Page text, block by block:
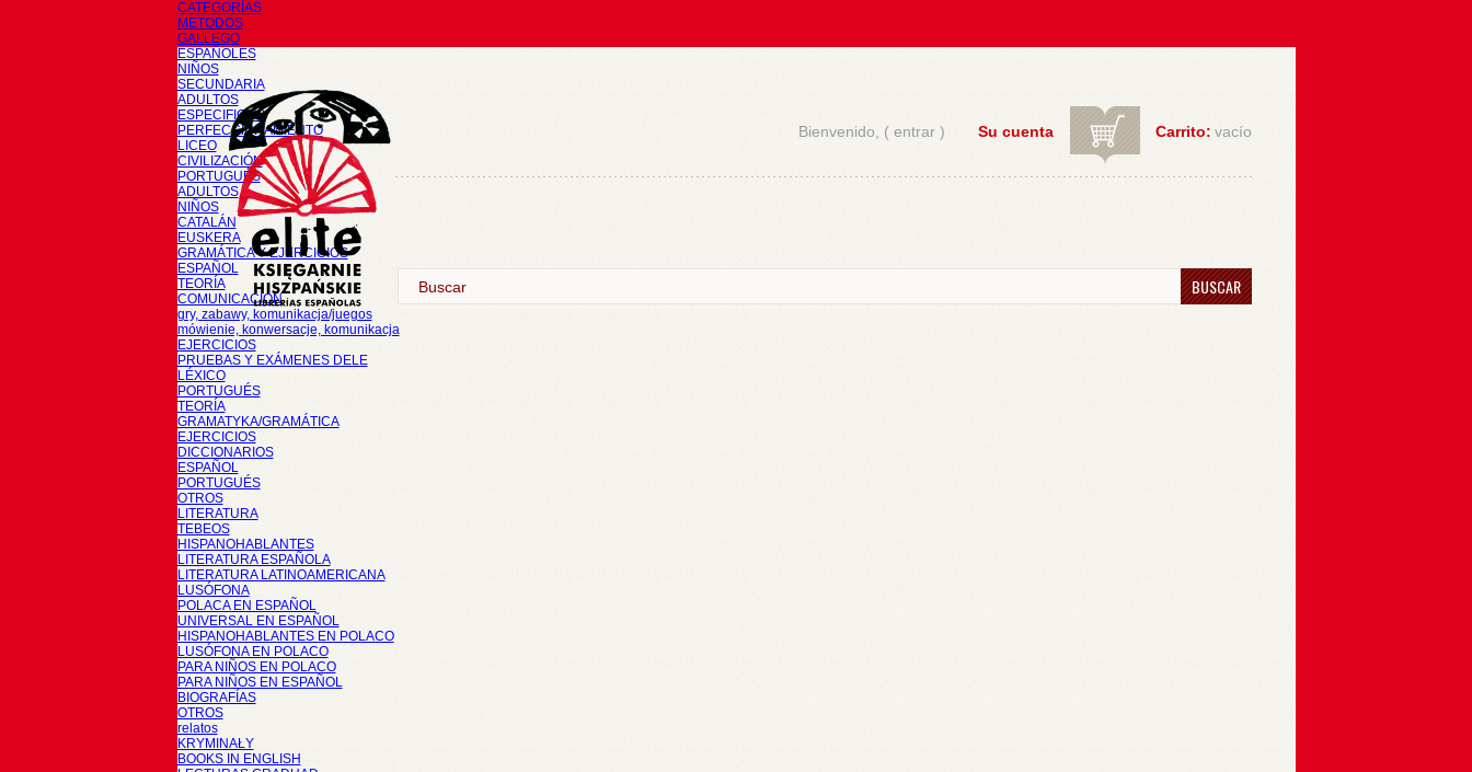
CATEGORÍAS
METODOS
GALLEGO
ESPAÑOLES
NIÑOS
SECUNDARIA
ADULTOS
ESPECIFICOS
PERFECCIONAMIENTO
LICEO
CIVILIZACIÓN
PORTUGUÉS
ADULTOS
NIÑOS
CATALÁN
EUSKERA
GRAMÁTICA Y EJERCICIOS
ESPAÑOL
TEORÍA
COMUNICACIÓN
gry, zabawy, komunikacja/juegos
mówienie, konwersacje, komunikacja
EJERCICIOS
PRUEBAS Y EXÁMENES DELE
LÉXICO
PORTUGUÉS
TEORÍA
GRAMATYKA/GRAMÁTICA
EJERCICIOS
DICCIONARIOS
ESPAÑOL
PORTUGUÉS
OTROS
LITERATURA
TEBEOS
HISPANOHABLANTES
LITERATURA ESPAÑOLA
LITERATURA LATINOAMERICANA
LUSÓFONA
POLACA EN ESPAÑOL
UNIVERSAL EN ESPAÑOL
HISPANOHABLANTES EN POLACO
LUSÓFONA EN POLACO
PARA NIÑOS EN POLACO
PARA NIÑOS EN ESPAÑOL
BIOGRAFÍAS
OTROS
relatos
KRYMINAŁY
BOOKS IN ENGLISH
Carrito: vacío
Su cuenta
Bienvenido, ( entrar)
BUSCAR